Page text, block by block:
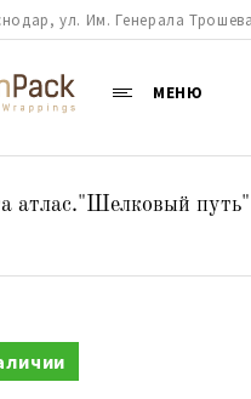
ул. Им. Генерала
МЕНЮ
атлас."Шелковый